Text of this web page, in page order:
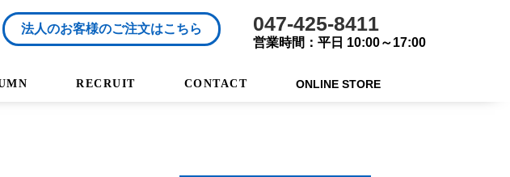
法人のお客様のご注文はこちら 047-425-8411
営業時間：平日 10:00～17:00
RECRUIT CONTACT ONLINE STORE